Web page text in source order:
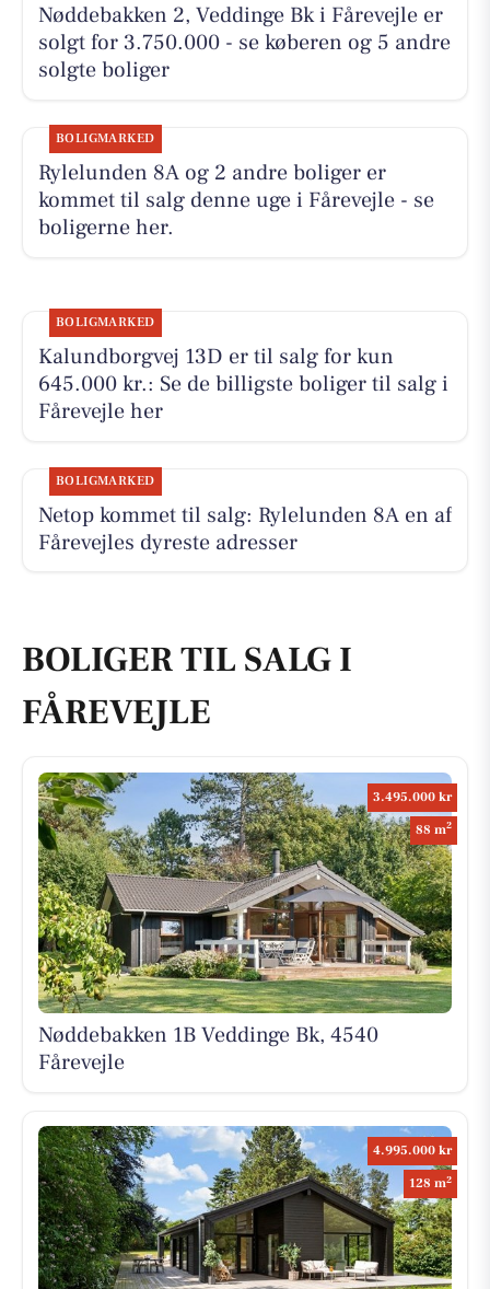
Nøddebakken 2, Veddinge Bk i Fårevejle er
solgt for 3.750.000 - se køberen og 5 andre
solgte boliger
BOLIGMARKED
Rylelunden 8A og 2 andre boliger er
kommet til salg denne uge i Fårevejle - se
boligerne her.
BOLIGMARKED
Kalundborgvej 13D er til salg for kun
645.000 kr.: Se de billigste boliger til salg i
Fårevejle her
BOLIGMARKED
Netop kommet til salg: Rylelunden 8A en af
Fårevejles dyreste adresser
BOLIGER TIL SALG I
FÅREVEJLE
3.495.000 kr
88 m2
Nøddebakken 1B Veddinge Bk, 4540
Fårevejle
4.995.000 kr
128 m2